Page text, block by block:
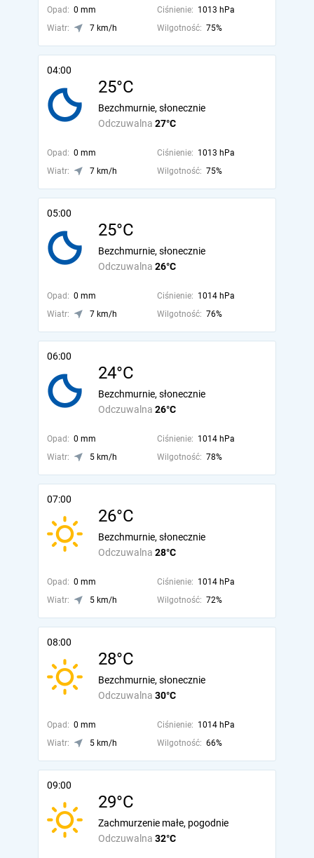
Opad: 0 mm Ciśnienie: 1013 hPa
Wiatr:
7 km/h Wilgotność: 75%
04:00
25°C
Odczuwalna 27°C
Bezchmurnie, słonecznie
Opad: 0 mm Ciśnienie: 1013 hPa
Wiatr:
7 km/h Wilgotność: 75%
05:00
25°C
Odczuwalna 26°C
Bezchmurnie, słonecznie
Opad: 0 mm Ciśnienie: 1014 hPa
Wiatr:
7 km/h Wilgotność: 76%
06:00
24°C
Odczuwalna 26°C
Bezchmurnie, słonecznie
Opad: 0 mm Ciśnienie: 1014 hPa
Wiatr:
5 km/h Wilgotność: 78%
07:00
26°C
Odczuwalna 28°C
Bezchmurnie, słonecznie
Opad: 0 mm Ciśnienie: 1014 hPa
Wiatr:
5 km/h Wilgotność: 72%
08:00
28°C
Odczuwalna 30°C
Bezchmurnie, słonecznie
Opad: 0 mm Ciśnienie: 1014 hPa
Wiatr:
5 km/h Wilgotność: 66%
09:00
29°C
Odczuwalna 32°C
Zachmurzenie małe, pogodnie